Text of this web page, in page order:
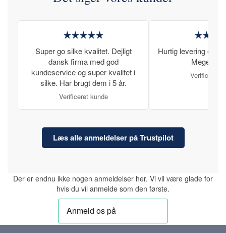
★★★★★
Super go silke kvalitet. Dejligt
dansk firma med god
kundeservice og super kvalitet i
silke. Har brugt dem i 5 år.
Verificeret kunde
Hurtig levering og
Meget
Verificeret
Læs alle anmeldelser på Trustpilot
Der er endnu ikke nogen anmeldelser her. Vi vil være glade for
hvis du vil anmelde som den første.